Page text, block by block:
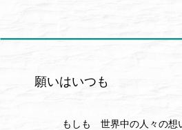
願いはいつも
もしも 世界中の人々の